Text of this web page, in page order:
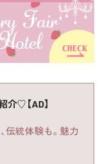
介♡【AD】
伝統体験も。魅力